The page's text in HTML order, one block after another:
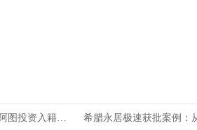
移民加拿大费用_容易忽略的费用也要提前考虑